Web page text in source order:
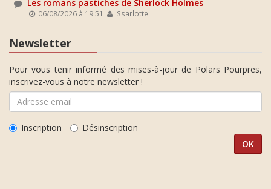
Les romans pastiches de Sherlock Holmes
06/08/2026 à 19:51 Ssarlotte
Newsletter
Pour vous tenir informé des mises-à-jour de Polars Pourpres,
inscrivez-vous à notre newsletter !
Inscription Désinscription